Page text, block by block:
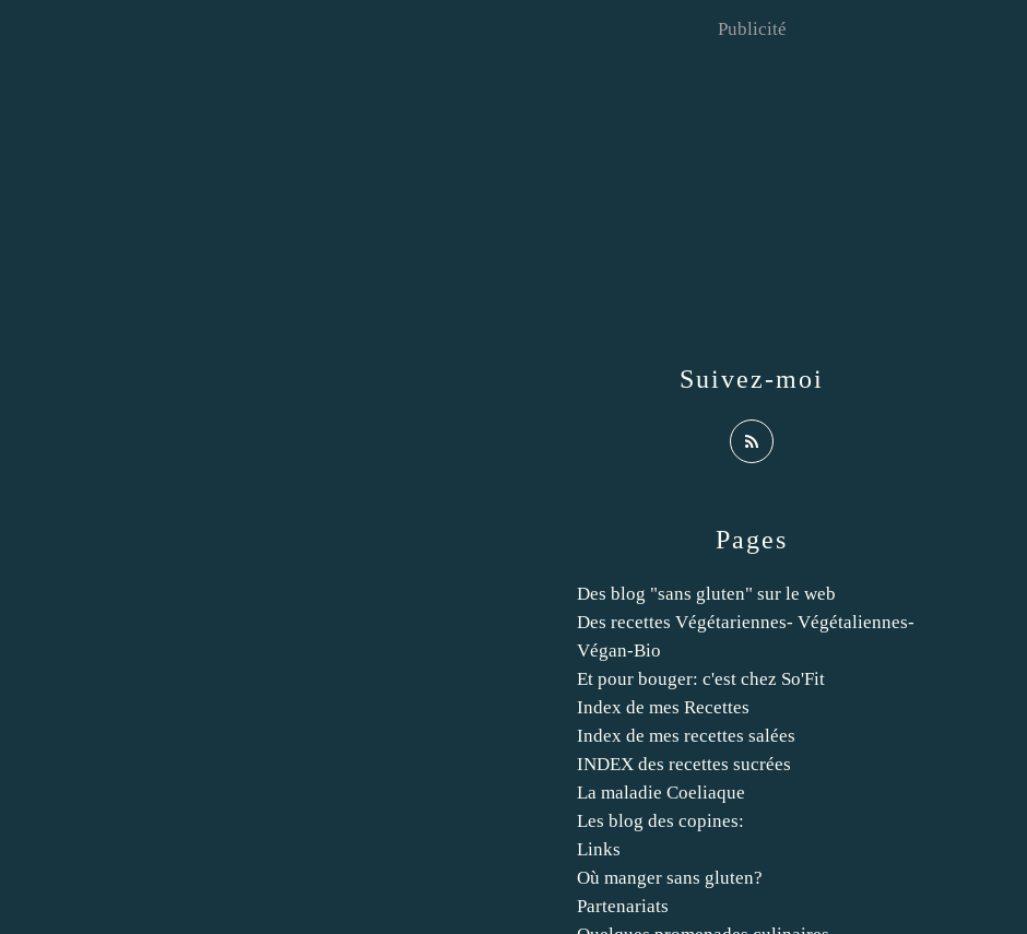
Pages
Des blog "sans gluten" sur le web
Des recettes Végétariennes- Végétaliennes-
Végan-Bio
Et pour bouger: c'est chez So'Fit
Index de mes Recettes
Index de mes recettes salées
INDEX des recettes sucrées
La maladie Coeliaque
Les blog des copines:
Links
Où manger sans gluten?
Partenariats
Suivez-moi
Publicité